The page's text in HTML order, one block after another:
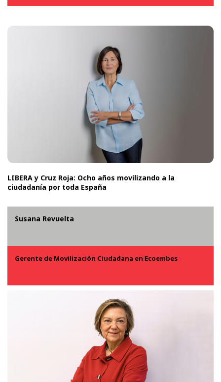
LIBERA y Cruz Roja: Ocho años movilizando a la
ciudadanía por toda España
Susana Revuelta
Gerente de Movilización Ciudadana en Ecoembes